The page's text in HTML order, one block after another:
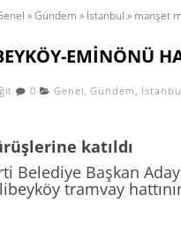
»Gündem » İstanbul » manşet
EMINÖNÜ
0 Genel, Gündem ,
katıldı
Belediye Başkan
tramvay